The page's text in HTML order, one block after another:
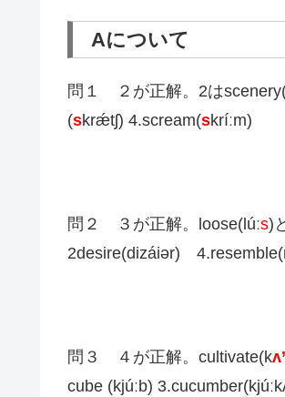
Aについて
問１ ２が正解。2は
(skrǽtʃ) 4.scream(skríːm)
問２ ３が正解。loose(lúːs)
2desire(dizáiər)
問３ ４が正解。cultivate(kʌ’
cube (kjúːb)